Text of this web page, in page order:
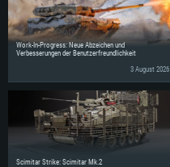
Work-In-Progress: Neue Abzeichen und
Verbesserungen der Benutzerfreundlichkeit
3 August 2026
Scimitar Strike: Scimitar Mk.2